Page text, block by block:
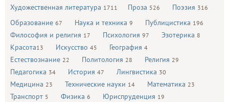
Художественная литература 1711 Проза 526 Поэзия 316
Образование 67 Наука и техника 9 Публицистика 196
Философия и религия 17 Психология 97 Эзотерика 8
Красота13 Искусство 45 География 4
Естествознание 22 Политология 28 Религия 29
Педагогика 34 История 47 Лингвистика 30
Медицина 23 Технические науки 14 Математика 23
Транспорт 5 Физика 6 Юриспруденция 19